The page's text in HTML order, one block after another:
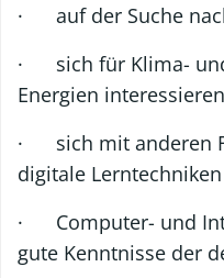
· auf der Suche
· sich für Klima-
Energien
· sich mit anderen
digitale
· Computer- und
gute Kenntnisse der